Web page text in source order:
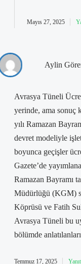
Mayıs 27, 2025
Aylin
Avrasya Tüneli
yerinde, ama sonuç
yılı Ramazan
devret modeliyle
boyunca geçişler
Gazete’de
Ramazan Bayramı
Müdürlüğü (KGM)
Köprüsü ve Fatih
Avrasya Tüneli bu
bölümde
Temmuz 17, 2025